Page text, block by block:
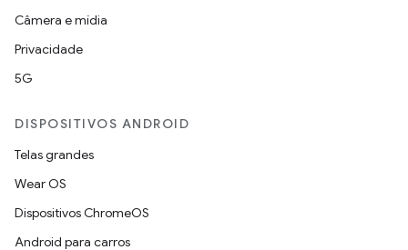
Câmera e mídia
Privacidade
5G
DISPOSITIVOS ANDROID
Telas grandes
Wear OS
Dispositivos ChromeOS
Android para carros